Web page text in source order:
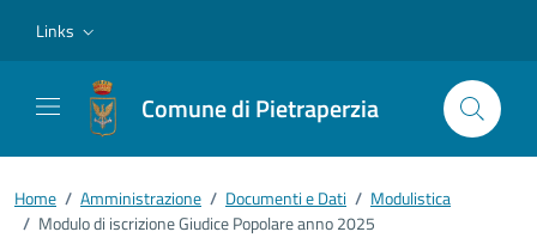
Links
Comune di Pietraperzia
Home / Amministrazione / Documenti e Dati / Modulistica
/ Modulo di iscrizione Giudice Popolare anno 2025